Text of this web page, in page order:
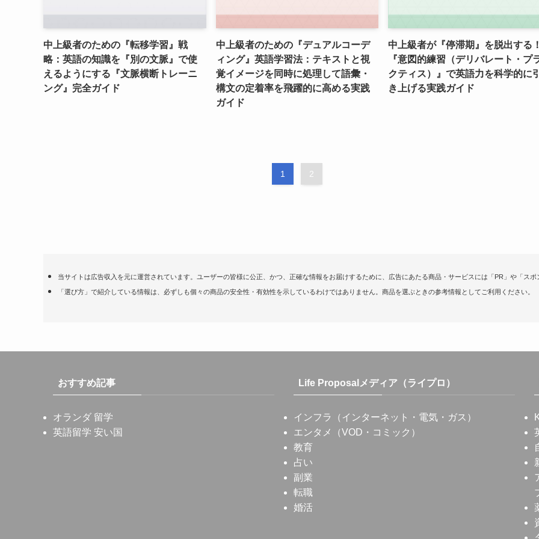
中上級者のための『転移学習』戦
略：英語の知識を『別の文脈』で使
えるようにする『文脈横断トレーニ
ング』完全ガイド
中上級者のための『デュアルコーデ
ィング』英語学習法：テキストと視
覚イメージを同時に処理して語彙・
構文の定着率を飛躍的に高める実践
ガイド
中上級者が『停滞期』を脱出する！
『意図的練習（デリバレート・プ
クティス）』で英語力を科学的に引
き上げる実践ガイド
1 2
当サイトは広告収入を元に運営されています。ユーザーの皆様に公正、かつ、正確な情報をお届けするために、広告にあたる商品・サービスには「PR」や「ス
「選び方」で紹介している情報は、必ずしも個々の商品の安全性・有効性を示しているわけではありません。商品を選ぶときの参考情報としてご利用ください。
おすすめ記事
オランダ 留学
英語留学 安い国
Life Proposalメディア（ライプロ）
インフラ（インターネット・電気・ガス）
エンタメ（VOD・コミック）
教育
占い
副業
転職
婚活